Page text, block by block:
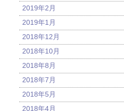
2019年2月
2019年1月
2018年12月
2018年10月
2018年8月
2018年7月
2018年5月
2018年4月